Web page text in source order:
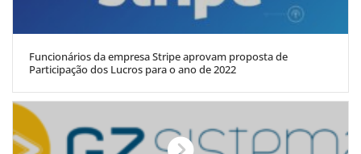
Funcionários da empresa Stripe aprovam proposta de
Participação dos Lucros para o ano de 2022